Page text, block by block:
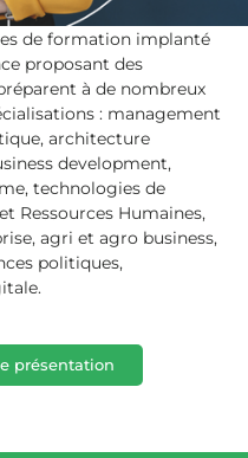
est un réseau
de formation implanté
proposant des
à de nombreux
: management
architecture
development,
technologies de
Ressources Humaines,
agri et agro business,
politiques,
présentation